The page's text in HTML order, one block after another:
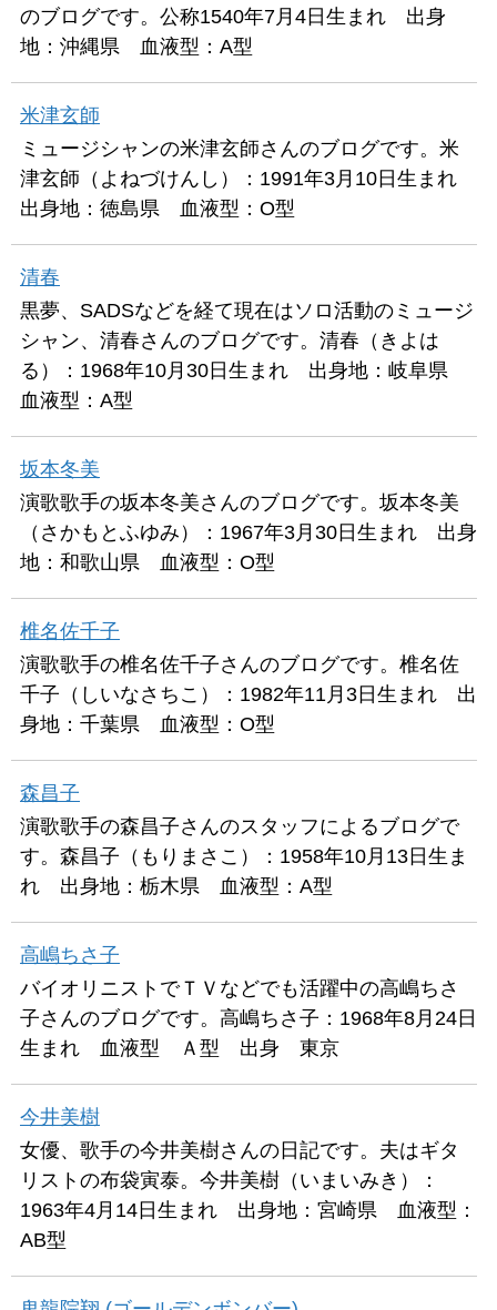
のブログです。公称1540年7月4日生まれ 出身
地：沖縄県 血液型：A型
米津玄師
ミュージシャンの米津玄師さんのブログです。米
津玄師（よねづけんし）：1991年3月10日生まれ
出身地：徳島県 血液型：O型
清春
黒夢、SADSなどを経て現在はソロ活動のミュージ
シャン、清春さんのブログです。清春（きよは
る）：1968年10月30日生まれ 出身地：岐阜県
血液型：A型
坂本冬美
演歌歌手の坂本冬美さんのブログです。坂本冬美
（さかもとふゆみ）：1967年3月30日生まれ 出身
地：和歌山県 血液型：O型
椎名佐千子
演歌歌手の椎名佐千子さんのブログです。椎名佐
千子（しいなさちこ）：1982年11月3日生まれ 出
身地：千葉県 血液型：O型
森昌子
演歌歌手の森昌子さんのスタッフによるブログで
す。森昌子（もりまさこ）：1958年10月13日生ま
れ 出身地：栃木県 血液型：A型
高嶋ちさ子
バイオリニストでＴＶなどでも活躍中の高嶋ちさ
子さんのブログです。高嶋ちさ子：1968年8月24日
生まれ 血液型 Ａ型 出身 東京
今井美樹
女優、歌手の今井美樹さんの日記です。夫はギタ
リストの布袋寅泰。今井美樹（いまいみき）：
1963年4月14日生まれ 出身地：宮崎県 血液型：
AB型